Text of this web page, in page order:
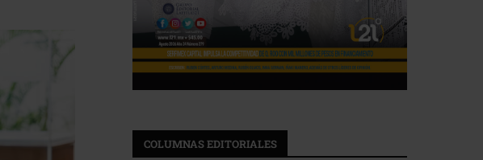
COLUMNAS EDITORIALES